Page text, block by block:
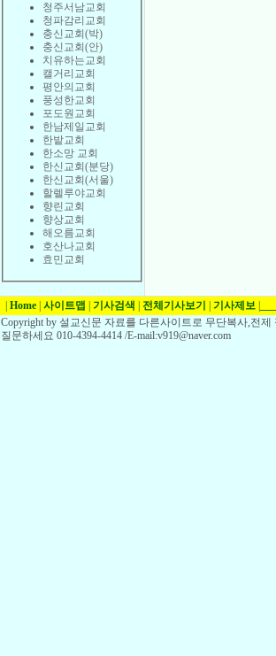
청주서남교회
청파감리교회
충신교회(박)
충신교회(안)
치유하는교회
캘거리교회
평안의교회
풍성한교회
포도원교회
한남제일교회
한밭교회
한소망 교회
한신교회(분당)
한신교회(서울)
할렐루야교회
향린교회
향상교회
해오름교회
호산나교회
효민교회
Home 사이트맵 기사검색 전체기사보기 기사제보
Copyright by 설교신문 자료를 다른사이트로 무단복사,전
질문하세요 010-4394-4414 /E-mail:v919@naver.com